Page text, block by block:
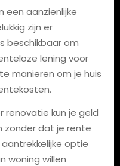
een aanzienlijke
zijn er
beschikbaar om
lening voor
manieren om je huis
renovatie kun je geld
zonder dat je rente
optie
woning willen